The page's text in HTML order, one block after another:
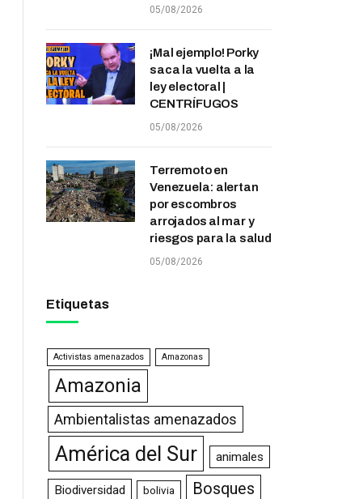
05/08/2026
¡Mal ejemplo! Porky
saca la vuelta a la
ley electoral |
CENTRÍFUGOS
05/08/2026
Terremoto en
Venezuela: alertan
por escombros
arrojados al mar y
riesgos para la salud
05/08/2026
Etiquetas
Activistas amenazados Amazonas
Amazonia
Ambientalistas amenazados
América del Sur animales
Biodiversidad bolivia Bosques